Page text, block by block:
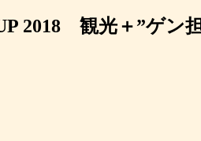
2018 観光＋”ゲン